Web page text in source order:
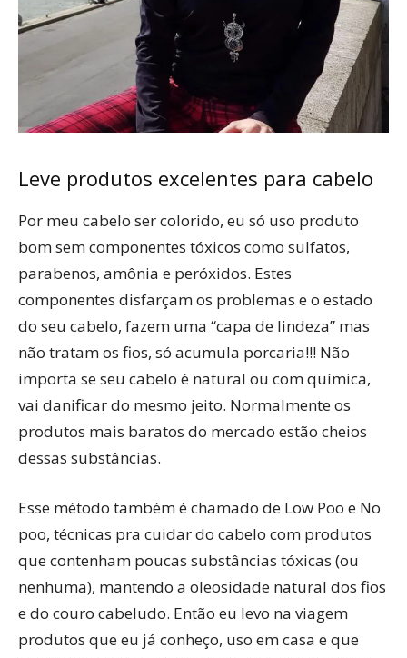
Leve produtos excelentes para cabelo
Por meu cabelo ser colorido, eu só uso produto
bom sem componentes tóxicos como sulfatos,
parabenos, amônia e peróxidos. Estes
componentes disfarçam os problemas e o estado
do seu cabelo, fazem uma “capa de lindeza” mas
não tratam os fios, só acumula porcaria!!! Não
importa se seu cabelo é natural ou com química,
vai danificar do mesmo jeito. Normalmente os
produtos mais baratos do mercado estão cheios
dessas substâncias.
Esse método também é chamado de Low Poo e No
poo, técnicas pra cuidar do cabelo com produtos
que contenham poucas substâncias tóxicas (ou
nenhuma), mantendo a oleosidade natural dos fios
e do couro cabeludo. Então eu levo na viagem
produtos que eu já conheço, uso em casa e que